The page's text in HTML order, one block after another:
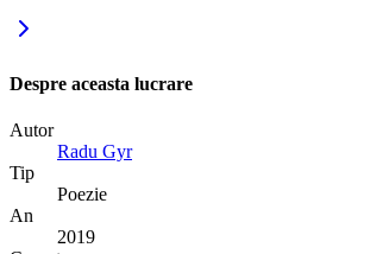
Despre aceasta lucrare
Autor
Radu Gyr
Tip
Poezie
An
2019